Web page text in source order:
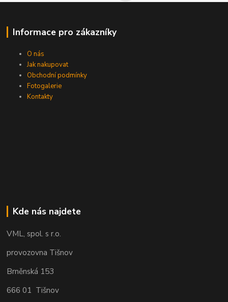
Informace pro zákazníky
O nás
Jak nakupovat
Obchodní podmínky
Fotogalerie
Kontakty
Kde nás najdete
VML, spol. s r.o.
provozovna Tišnov
Brněnská 153
666 01 Tišnov